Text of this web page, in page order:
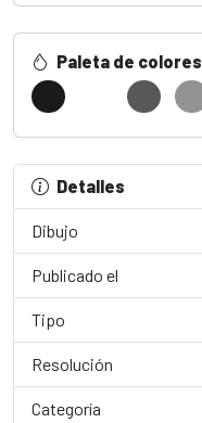
Paleta de colores
Detalles
Dibujo
Publicado el
Tipo
Resolución
Categoría